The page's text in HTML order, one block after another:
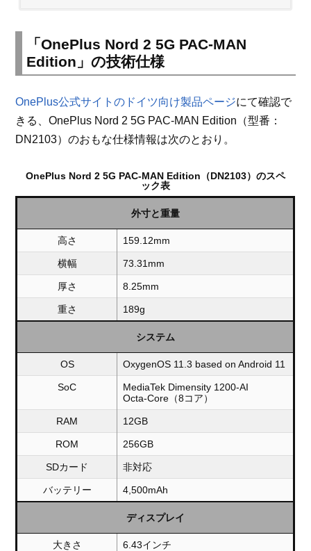
「OnePlus Nord 2 5G PAC-MAN
Edition」の技術仕様
OnePlus公式サイトのドイツ向け製品ページにて確認で
きる、OnePlus Nord 2 5G PAC-MAN Edition（型番：
DN2103）のおもな仕様情報は次のとおり。
OnePlus Nord 2 5G PAC-MAN Edition（DN2103）のスペ
ック表
外寸と重量
高さ 159.12mm
横幅 73.31mm
厚さ 8.25mm
重さ 189g
システム
OS OxygenOS 11.3 based on Android 11
SoC
MediaTek Dimensity 1200-AI
Octa-Core（8コア）
RAM 12GB
ROM 256GB
SDカード 非対応
バッテリー 4,500mAh
ディスプレイ
大きさ 6.43インチ